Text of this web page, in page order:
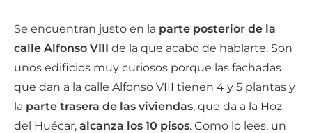
Se encuentran justo en la parte posterior de la
calle Alfonso VIII de la que acabo de hablarte. Son
unos edificios muy curiosos porque las fachadas
que dan a la calle Alfonso VIII tienen 4 y 5 plantas y
la parte trasera de las viviendas, que da a la Hoz
del Huécar, alcanza los 10 pisos. Como lo lees, un